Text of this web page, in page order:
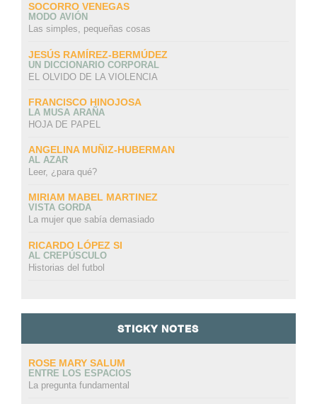
SOCORRO VENEGAS
MODO AVIÓN
Las simples, pequeñas cosas
JESÚS RAMÍREZ-BERMÚDEZ
UN DICCIONARIO CORPORAL
EL OLVIDO DE LA VIOLENCIA
FRANCISCO HINOJOSA
LA MUSA ARAÑA
HOJA DE PAPEL
ANGELINA MUÑIZ-HUBERMAN
AL AZAR
Leer, ¿para qué?
MIRIAM MABEL MARTINEZ
VISTA GORDA
La mujer que sabía demasiado
RICARDO LÓPEZ SI
AL CREPÚSCULO
Historias del futbol
STICKY NOTES
ROSE MARY SALUM
ENTRE LOS ESPACIOS
La pregunta fundamental